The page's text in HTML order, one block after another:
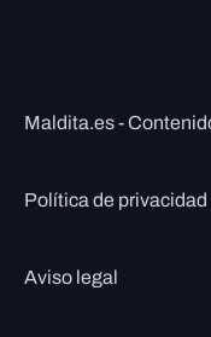
Maldita.es -
Política de privacidad
Aviso legal